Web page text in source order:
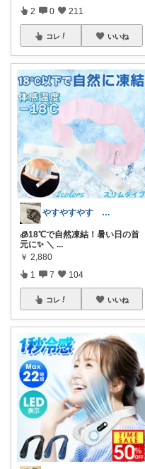
2 0 211
コレ いいね
やすやすやす 経由購入感謝します🫶
🧊18℃で自然凍結！暑い日の首
元に✨ ＼ ...
￥ 2,880
1 7 104
コレ いいね